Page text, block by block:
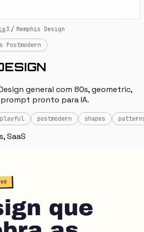
/ Memphis Design
Postmodern
general com 80s, geometric,
pronto para IA.
playful postmodern shapes
SaaS